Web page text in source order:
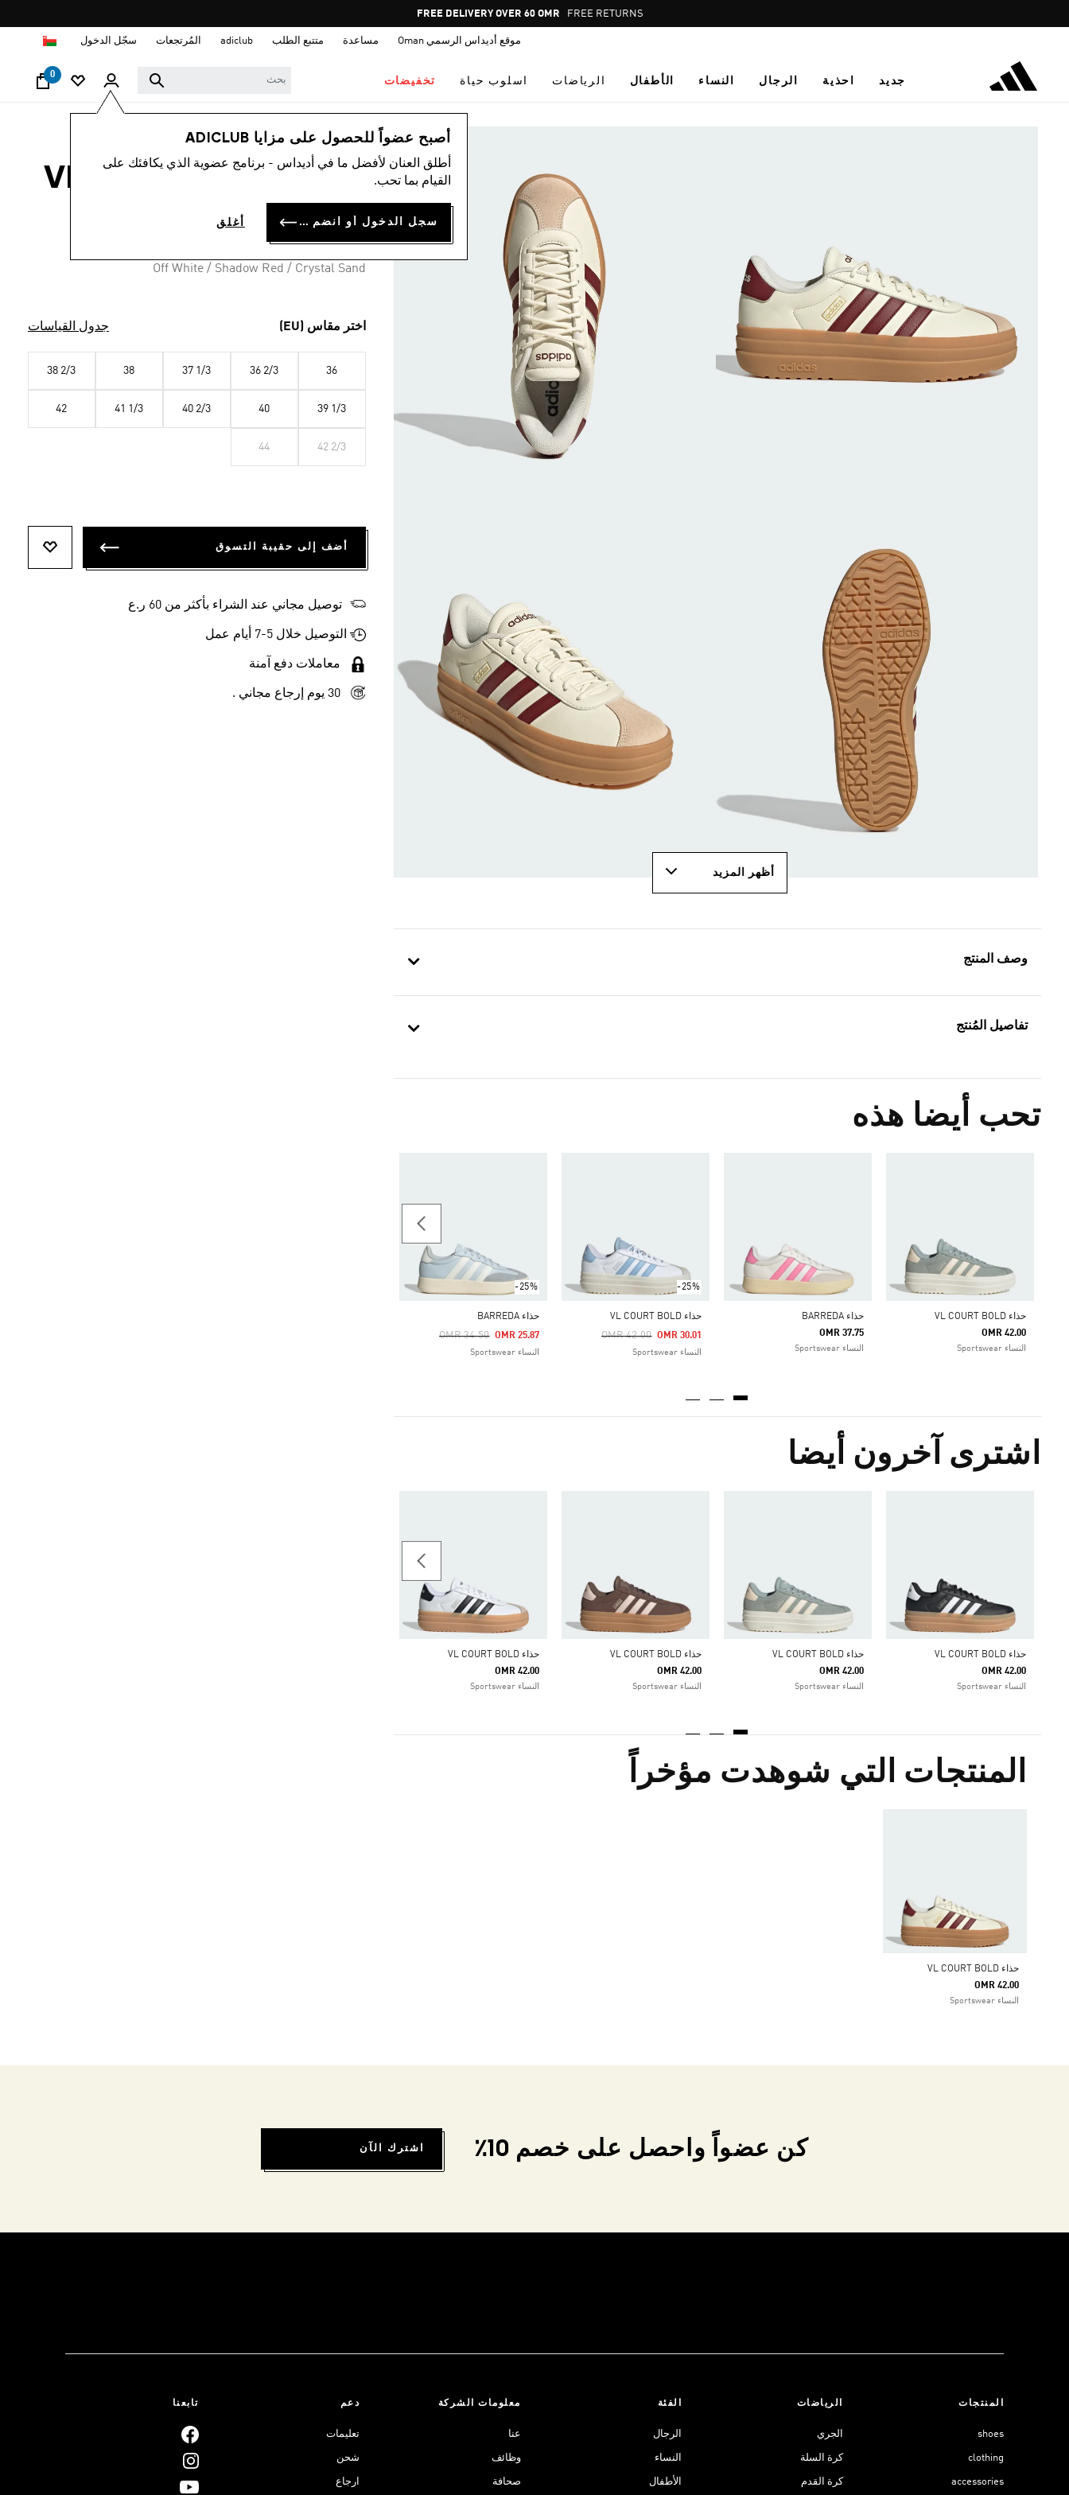
Pause
promotion
FREE RETURNS
موقع أديداس الرسمي Oman مساعدة متتبع الطلب adiclub المُرتجعات سجّل الدخول
جديد احذية الرجال النساء الأطفال الرياضات اسلوب حياة تخفيضات
0
أصبح عضواً للحصول على مزايا ADICLUB
أطلق العنان لأفضل ما في أديداس - برنامج عضوية الذي يكافئك على
القيام بما تحب.
سجل الدخول أو انضم الآن أغلق
أظهر المزيد
وصف المنتج
تفاصيل المُنتج
تحب أيضا هذه
حذاء VL COURT BOLD
OMR 42.00
النساء Sportswear
حذاء BARREDA
OMR 37.75
النساء Sportswear
-25%
حذاء VL COURT BOLD
Price Reduced From
OMR 42.00
To OMR 30.01
النساء Sportswear
-25%
حذاء BARREDA
Price Reduced From
OMR 34.50
To OMR 25.87
النساء Sportswear
اشترى آخرون أيضا
حذاء VL COURT BOLD
OMR 42.00
النساء Sportswear
حذاء VL COURT BOLD
OMR 42.00
النساء Sportswear
حذاء VL COURT BOLD
OMR 42.00
النساء Sportswear
حذاء VL COURT BOLD
OMR 42.00
النساء Sportswear
المنتجات التي شوهدت مؤخراً
حذاء VL COURT BOLD
OMR 42.00
النساء Sportswear
النساء أحذية
حذاء VL COURT BOLD
OMR 42.00
Off White / Shadow Red / Crystal Sand
اختر مقاس (EU) جدول القياسات
36
36 2/3
37 1/3
38
38 2/3
39 1/3
40
40 2/3
41 1/3
42
42 2/3
44
أضف إلى حقيبة التسوق
توصيل مجاني عند الشراء بأكثر من 60 ر.ع
التوصيل خلال 5-7 أيام عمل
معاملات دفع آمنة
30 يوم إرجاع مجاني .
كن عضواً واحصل على خصم 10٪ اشترك الآن
المنتجات
shoes
clothing
accessories
الرياضات
الجري
كرة السلة
كرة القدم
الفئة
الرجال
النساء
الأطفال
معلومات الشركة
عنا
وظائف
صحافة
دعم
تعليمات
شحن
ارجاع
تابعنا